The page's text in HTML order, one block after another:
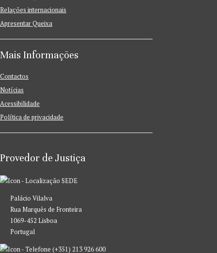
Relações internacionais
Apresentar Queixa
Mais Informações
Contactos
Notícias
Acessibilidade
Política de privacidade
Provedor de Justiça
SEDE
Palácio Vilalva
Rua Marquês de Fronteira
1069-452 Lisboa
Portugal
(+351) 213 926 600